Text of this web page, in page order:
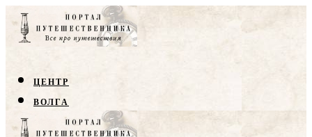
ЦЕНТР
ВОЛГА
КРЫМ